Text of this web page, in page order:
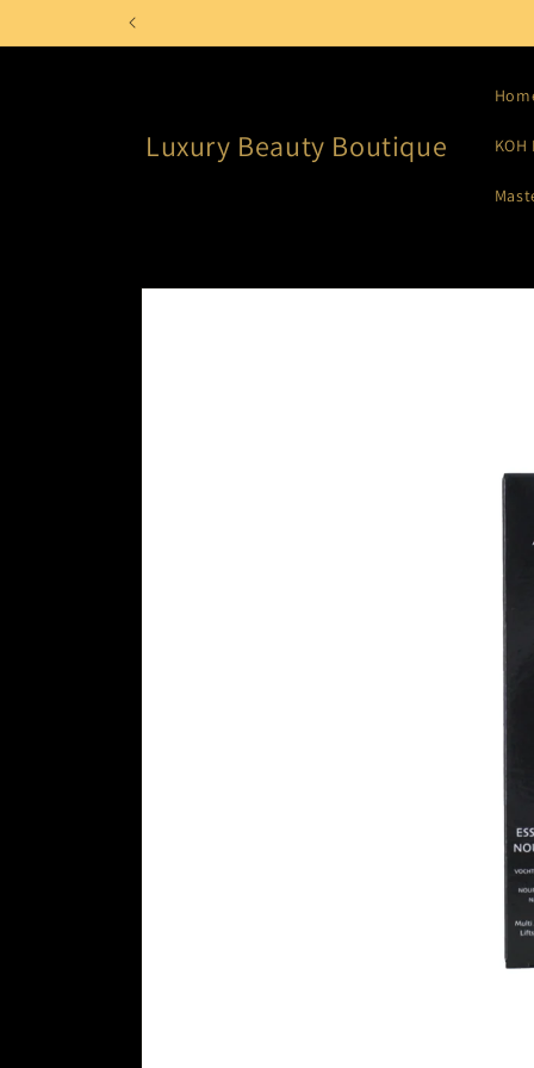
content
Luxury Beauty Boutique